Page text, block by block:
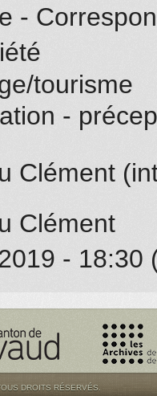
-
tourisme
-
Clément (
Clément
- 18:30
DROITS RÉSERVÉS.